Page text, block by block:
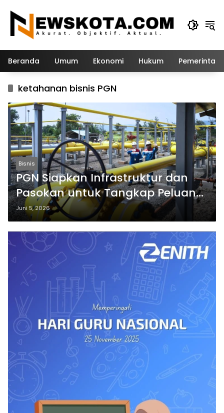
konten
Beranda Umum Ekonomi Hukum
ketahanan bisnis PGN
Bisnis
PGN Siapkan Infrastruktur dan
Pasokan untuk Tangkap Peluang
Pertumbuhan Energi Nasional
Juni 5, 2026